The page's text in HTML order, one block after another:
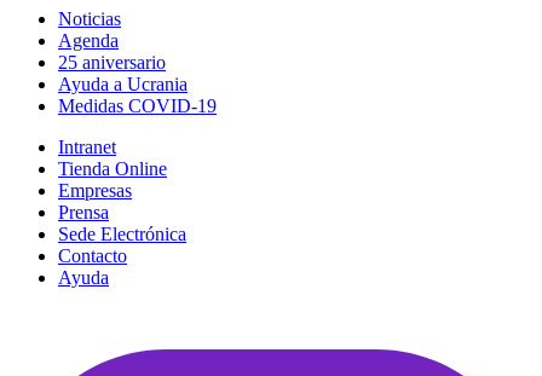
Noticias
Agenda
25 aniversario
Ayuda a Ucrania
Medidas COVID-19
Intranet
Tienda Online
Empresas
Prensa
Sede Electrónica
Contacto
Ayuda